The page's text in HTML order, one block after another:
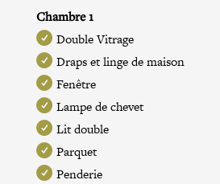
Chambre 1
Double Vitrage
Draps et linge de maison
Fenêtre
Lampe de chevet
Lit double
Parquet
Penderie